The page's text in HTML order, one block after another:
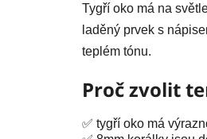
Tygří oko má na
laděný prvek s
teplém tónu.
Proč zvolit
✅ tygří oko má